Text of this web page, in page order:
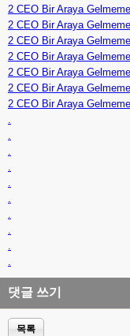
2 CEO Bir Araya
2 CEO Bir Araya
2 CEO Bir Araya
2 CEO Bir Araya
2 CEO Bir Araya
2 CEO Bir Araya
2 CEO Bir Araya
댓글 쓰기
목록